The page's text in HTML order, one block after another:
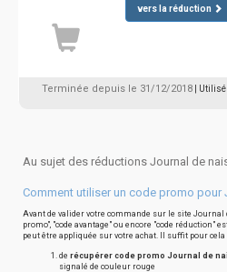
vers la réduction
Terminée depuis le 31/12/2018 |
Au sujet des réductions Journal de
Comment utiliser un code promo pour
Avant de valider votre commande sur le site Journal
promo", "code avantage" ou encore "code réduction"
peut être appliquée sur votre achat. Il suffit pour cela
de récupérer code promo Journal de
signalé de couleur rouge